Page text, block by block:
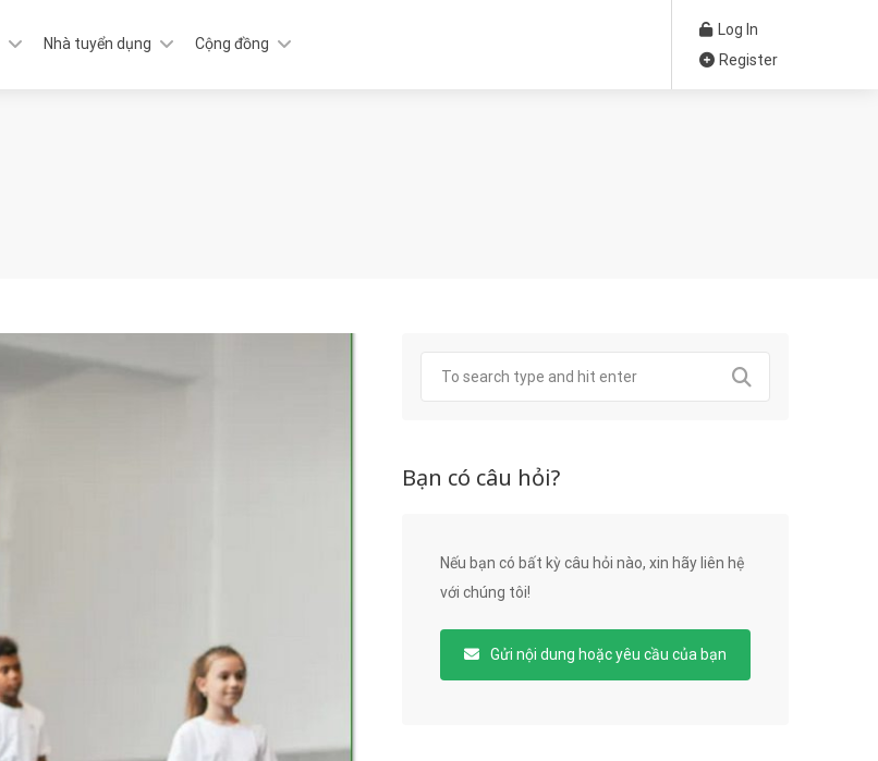
Nhà tuyển dụng Cộng đồng
Log In
Register
Bạn có câu hỏi?
Nếu bạn có bất kỳ câu hỏi nào, xin hãy liên hệ
với chúng tôi!
Gửi nội dung hoặc yêu cầu của bạn